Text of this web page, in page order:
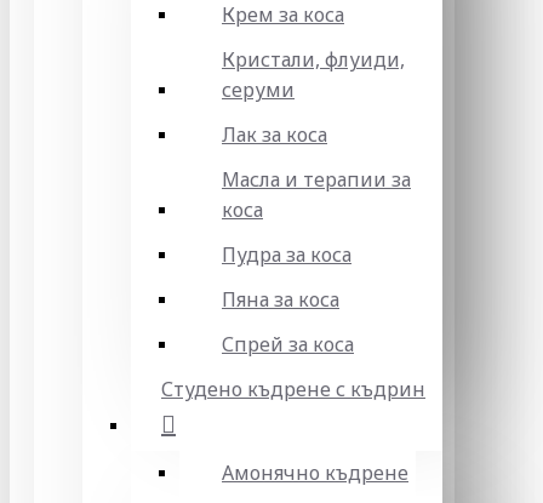
Крем за коса
Кристали, флуиди,
серуми
Лак за коса
Масла и терапии за
коса
Пудра за коса
Пяна за коса
Спрей за коса
Студено къдрене с къдрин
Амонячно къдрене